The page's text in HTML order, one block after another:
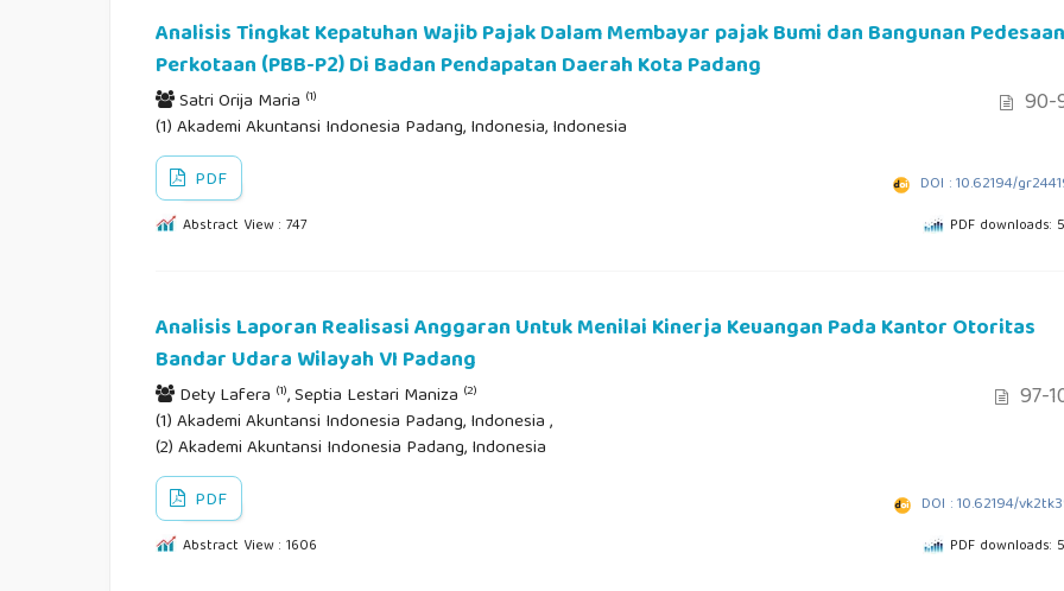
Analisis Tingkat Kepatuhan Wajib Pajak Dalam Membayar pajak Bumi dan Bangunan Pedesaan
Perkotaan (PBB-P2) Di Badan Pendapatan Daerah Kota Padang
Satri Orija Maria (1)
(1) Akademi Akuntansi Indonesia Padang, Indonesia, Indonesia
90-
PDF DOI : 10.62194/
Abstract View : 747 PDF downloads:
Analisis Laporan Realisasi Anggaran Untuk Menilai Kinerja Keuangan Pada Kantor Otoritas
Bandar Udara Wilayah VI Padang
Dety Lafera (1), Septia Lestari Maniza (2)
(1) Akademi Akuntansi Indonesia Padang, Indonesia ,
(2) Akademi Akuntansi Indonesia Padang, Indonesia
97-
PDF DOI : 10.62194/
Abstract View : 1606 PDF downloads: